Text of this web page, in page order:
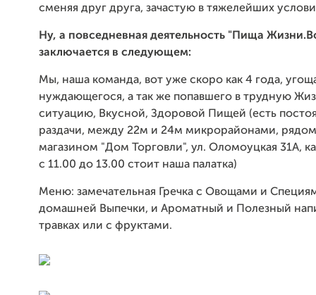
сменяя друг друга, зачастую в тяжелейших
Ну, а повседневная деятельность "Пища
заключается в следующем:
Мы, наша команда, вот уже скоро как 4 года,
нуждающегося, а так же попавшего в трудную
ситуацию, Вкусной, Здоровой Пищей (есть
раздачи, между 22м и 24м микрорайонами,
магазином "Дом Торговли", ул. Оломоуцкая 31А,
с 11.00 до 13.00 стоит наша палатка)
Меню: замечательная Гречка с Овощами и
домашней Выпечки, и Ароматный и Полезный
травках или с фруктами.